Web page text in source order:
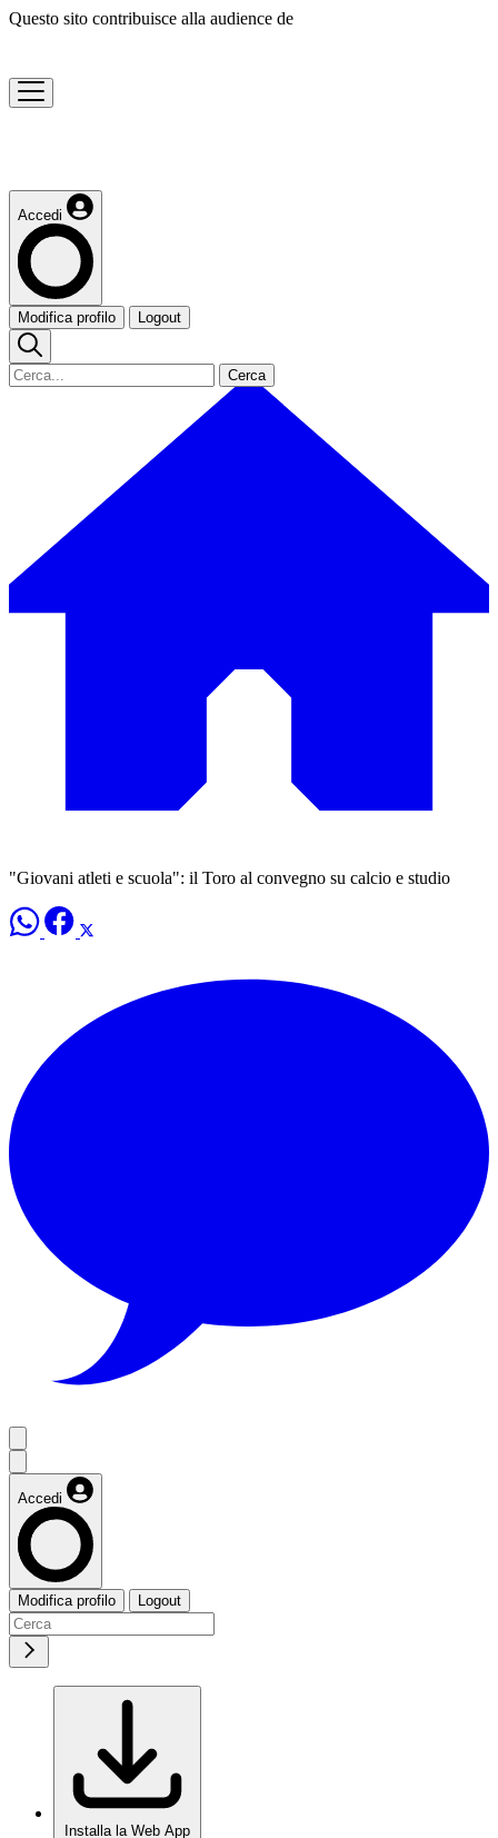
Questo sito contribuisce alla audience de
Accedi
Modifica profilo Logout
Cerca
"Giovani atleti e scuola": il Toro al convegno su calcio e studio
Accedi
Modifica profilo Logout
Installa la Web App